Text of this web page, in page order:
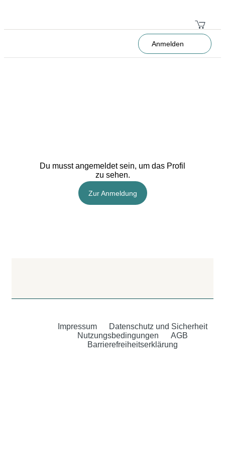
Anmelden
Du musst angemeldet sein, um das Profil
zu sehen.
Zur Anmeldung
Impressum
Datenschutz und Sicherheit
Nutzungsbedingungen
AGB
Barrierefreiheitserklärung